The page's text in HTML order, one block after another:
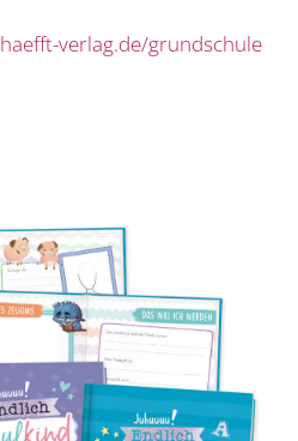
haefft-verlag.de/grundschule